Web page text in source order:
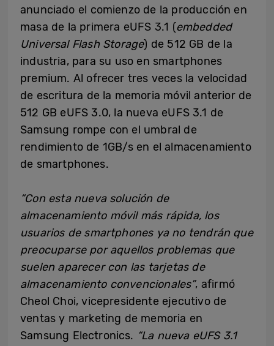
anunciado el comienzo de la producción en
masa de la primera eUFS 3.1 (embedded
Universal Flash Storage) de 512 GB de la
industria, para su uso en smartphones
premium. Al ofrecer tres veces la velocidad
de escritura de la memoria móvil anterior de
512 GB eUFS 3.0, la nueva eUFS 3.1 de
Samsung rompe con el umbral de
rendimiento de 1GB/s en el almacenamiento
de smartphones.
“Con esta nueva solución de
almacenamiento móvil más rápida, los
usuarios de smartphones ya no tendrán que
preocuparse por aquellos problemas que
suelen aparecer con las tarjetas de
almacenamiento convencionales”, afirmó
Cheol Choi, vicepresidente ejecutivo de
ventas y marketing de memoria en
Samsung Electronics. “La nueva eUFS 3.1